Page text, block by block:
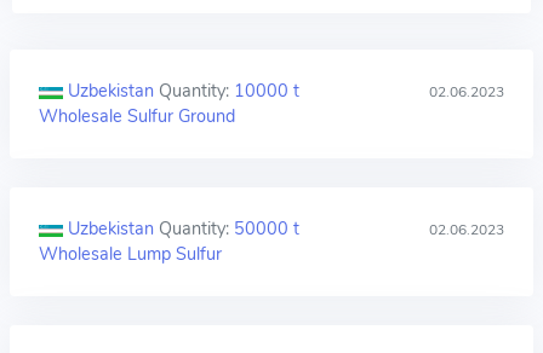
Uzbekistan Quantity: 10000 t 02.06.2023
Wholesale Sulfur Ground
Uzbekistan Quantity: 50000 t 02.06.2023
Wholesale Lump Sulfur